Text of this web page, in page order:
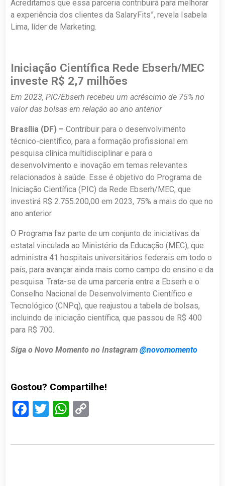
Acreditamos que essa parceria contribuirá para melhorar
a experiência dos clientes da SalaryFits”, revela Isabela
Lima, líder de Marketing.
Iniciação Científica Rede Ebserh/MEC
investe R$ 2,7 milhões
Em 2023, PIC/Ebserh recebeu um acréscimo de 75% no
valor das bolsas em relação ao ano anterior
Brasília (DF) – Contribuir para o desenvolvimento
técnico-científico, para a formação profissional em
pesquisa clínica multidisciplinar e para o
desenvolvimento e inovação em temas relevantes
relacionados à saúde. Esse é objetivo do Programa de
Iniciação Científica (PIC) da Rede Ebserh/MEC, que
investirá R$ 2.755.200,00 em 2023, 75% a mais do que no
ano anterior.
O Programa faz parte de um conjunto de iniciativas da
estatal vinculada ao Ministério da Educação (MEC), que
administra 41 hospitais universitários federais em todo o
país, para avançar ainda mais como campo do ensino e da
pesquisa. Trata-se de uma parceria entre a Ebserh e o
Conselho Nacional de Desenvolvimento Científico e
Tecnológico (CNPq), que reajustou a tabela de bolsas,
incluindo de iniciação científica, que passou de R$ 400
para R$ 700.
Siga o Novo Momento no Instagram@novomomento
Gostou? Compartilhe!
Facebook
TwitterWhatsApp